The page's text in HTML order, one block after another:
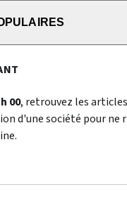
00, retrouvez les
d'une société pour ne